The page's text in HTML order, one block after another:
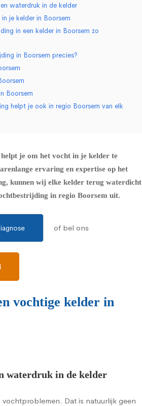
waterdruk in de kelder
je kelder in Boorsem
in een kelder in Boorsem zo
in Boorsem precies?
Boorsem
helpt je ook in regio Boorsem van elk
je om het vocht in je kelder te
ervaring en expertise op het
kunnen wij elke kelder terug waterdicht
in regio Boorsem uit.
of bel ons
vochtige kelder in
waterdruk in de kelder
vochtproblemen. Dat is natuurlijk geen